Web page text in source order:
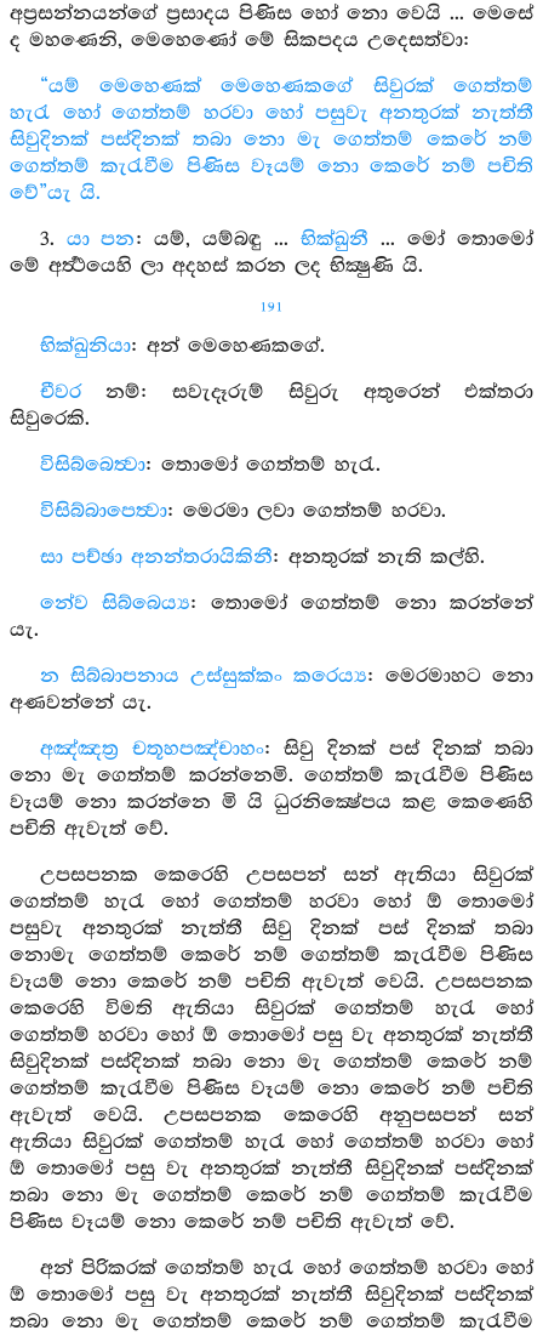
අප්‍රසන්නයන්ගේ ප්‍රසාදය පිණිස හෝ නො වෙයි ... මෙසේ
ද මහණෙනි, මෙහෙණෝ මේ සිකපදය උදෙසත්වා:
“යම් මෙහෙණක් මෙහෙණකගේ සිවුරක් ගෙත්තම්
හැරැ හෝ ගෙත්තම් හරවා හෝ පසුවැ අනතුරක් නැත්තී
සිවුදිනක් පස්දිනක් තබා නො මැ ගෙත්තම් කෙරේ නම්
ගෙත්තම් කැරැවීම පිණිස වෑයම් නො කෙරේ නම් පචිති
වේ”යැ යි.
3. යා පන: යම්, යම්බඳු ...භික්ඛුනී ... මෝ තොමෝ
මේ අර්‍ත්‍ථයෙහි ලා අදහස් කරන ලද භික්‍ෂුණි යි.
191
භික්ඛුනියා: අන් මෙහෙණකගේ.
චීවරනම්: සවැදෑරුම් සිවුරු අතුරෙන් එක්තරා
සිවුරෙකි.
විසිබ්බෙත්‍වා: තොමෝ ගෙත්තම් හැරැ.
විසිබ්බාපෙත්‍වා: මෙරමා ලවා ගෙත්තම් හරවා.
සා පච්ඡා අනන්තරායිකිනී: අනතුරක් නැති කල්හි.
නේව සිබ්බෙය්‍ය: තොමෝ ගෙත්තම් නො කරන්නේ
යැ.
න සිබ්බාපනාය උස්සුක්කං කරෙය්‍ය: මෙරමාහට නො
අණවන්නේ යැ.
අඤ්ඤත්‍ර චතූහපඤ්චාහං: සිවු දිනක් පස් දිනක් තබා
නො මැ ගෙත්තම් කරන්නෙමි. ගෙත්තම් කැරැවීම පිණිස
වෑයම් නො කරන්නෙ මි යි ධුරනික්‍ෂේපය කළ කෙණෙහි
පචිති ඇවැත් වේ.
උපසපනක කෙරෙහි උපසපන් සන් ඇතියා සිවුරක්
ගෙත්තම් හැරැ හෝ ගෙත්තම් හරවා හෝ ඕ තොමෝ
පසුවැ අනතුරක් නැත්තී සිවු දිනක් පස් දිනක් තබා
නොමැ ගෙත්තම් කෙරේ නම් ගෙත්තම් කැරැවීම පිණිස
වෑයම් නො කෙරේ නම් පචිති ඇවැත් වෙයි. උපසපනක
කෙරෙහි විමති ඇතියා සිවුරක් ගෙත්තම් හැරැ හෝ
ගෙත්තම් හරවා හෝ ඕ තොමෝ පසු වැ අනතුරක් නැත්තී
සිවුදිනක් පස්දිනක් තබා නො මැ ගෙත්තම් කෙරේ නම්
ගෙත්තම් කැරැවීම පිණිස වෑයම් නො කෙරේ නම් පචිති
ඇවැත් වෙයි. උපසපනක කෙරෙහි අනුපසපන් සන්
ඇතියා සිවුරක් ගෙත්තම් හැරැ හෝ ගෙත්තම් හරවා හෝ
ඕ තොමෝ පසු වැ අනතුරක් නැත්තී සිවුදිනක් පස්දිනක්
තබා නො මැ ගෙත්තම් කෙරේ නම් ගෙත්තම් කැරැවීම
පිණිස වෑයම් නො කෙරේ නම් පචිති ඇවැත් වේ.
අන් පිරිකරක් ගෙත්තම් හැරැ හෝ ගෙත්තම් හරවා හෝ
ඕ තොමෝ පසු වැ අනතුරක් නැත්තී සිවුදිනක් පස්දිනක්
තබා නො මැ ගෙත්තම් කෙරේ නම් ගෙත්තම් කැරැවීම